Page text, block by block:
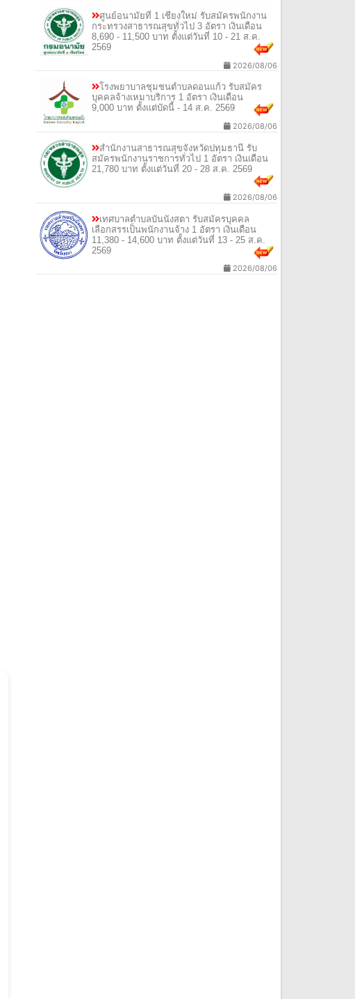
ศูนย์อนามัยที่ 1 เชียงใหม่ รับสมัครพนักงาน
กระทรวงสาธารณสุขทั่วไป 3 อัตรา เงินเดือน
8,690 - 11,500 บาท ตั้งแต่วันที่ 10 - 21 ส.ค.
2569
2026/08/06
โรงพยาบาลชุมชนตำบลดอนแก้ว รับสมัคร
บุคคลจ้างเหมาบริการ 1 อัตรา เงินเดือน
9,000 บาท ตั้งแต่บัดนี้ - 14 ส.ค. 2569
2026/08/06
สํานักงานสาธารณสุขจังหวัดปทุมธานี รับ
สมัครพนักงานราชการทั่วไป 1 อัตรา เงินเดือน
21,780 บาท ตั้งแต่วันที่ 20 - 28 ส.ค. 2569
2026/08/06
เทศบาลตําบลบันนังสตา รับสมัครบุคคล
เลือกสรรเป็นพนักงานจ้าง 1 อัตรา เงินเดือน
11,380 - 14,600 บาท ตั้งแต่วันที่ 13 - 25 ส.ค.
2569
2026/08/06